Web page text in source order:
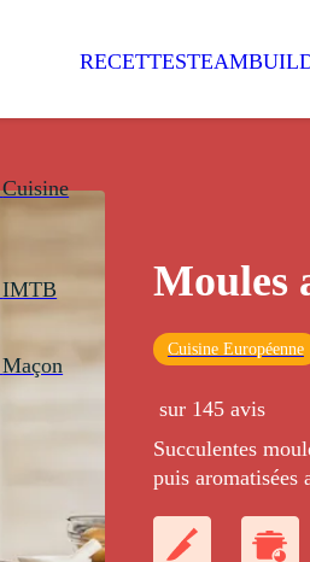
Cuisine
IMTB
Maçon
RECETTES
Moules
Cuisine Européenne
sur 145 avis
Succulentes
puis aromatisées